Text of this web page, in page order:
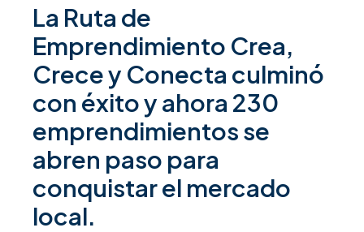
La Ruta de
Emprendimiento Crea,
Crece y Conecta culminó
con éxito y ahora 230
emprendimientos se
abren paso para
conquistar el mercado
local.